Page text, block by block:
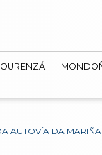
AUTOVÍA DA MARIÑA